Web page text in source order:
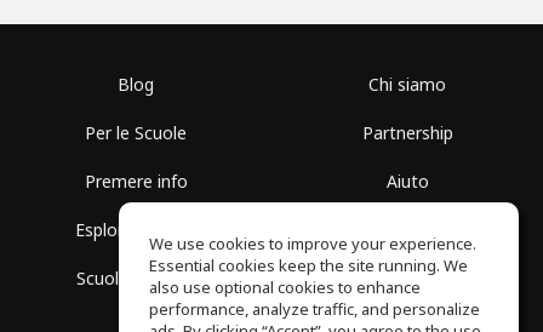
Blog
Per le Scuole
Premere info
Esplora i Gruppi
Scuola gratuita
Chi siamo
Partnership
Aiuto
Politica sulla Privacy
We use cookies to improve your experience.
Essential cookies keep the site running. We
also use optional cookies to enhance
performance, analyze traffic, and personalize